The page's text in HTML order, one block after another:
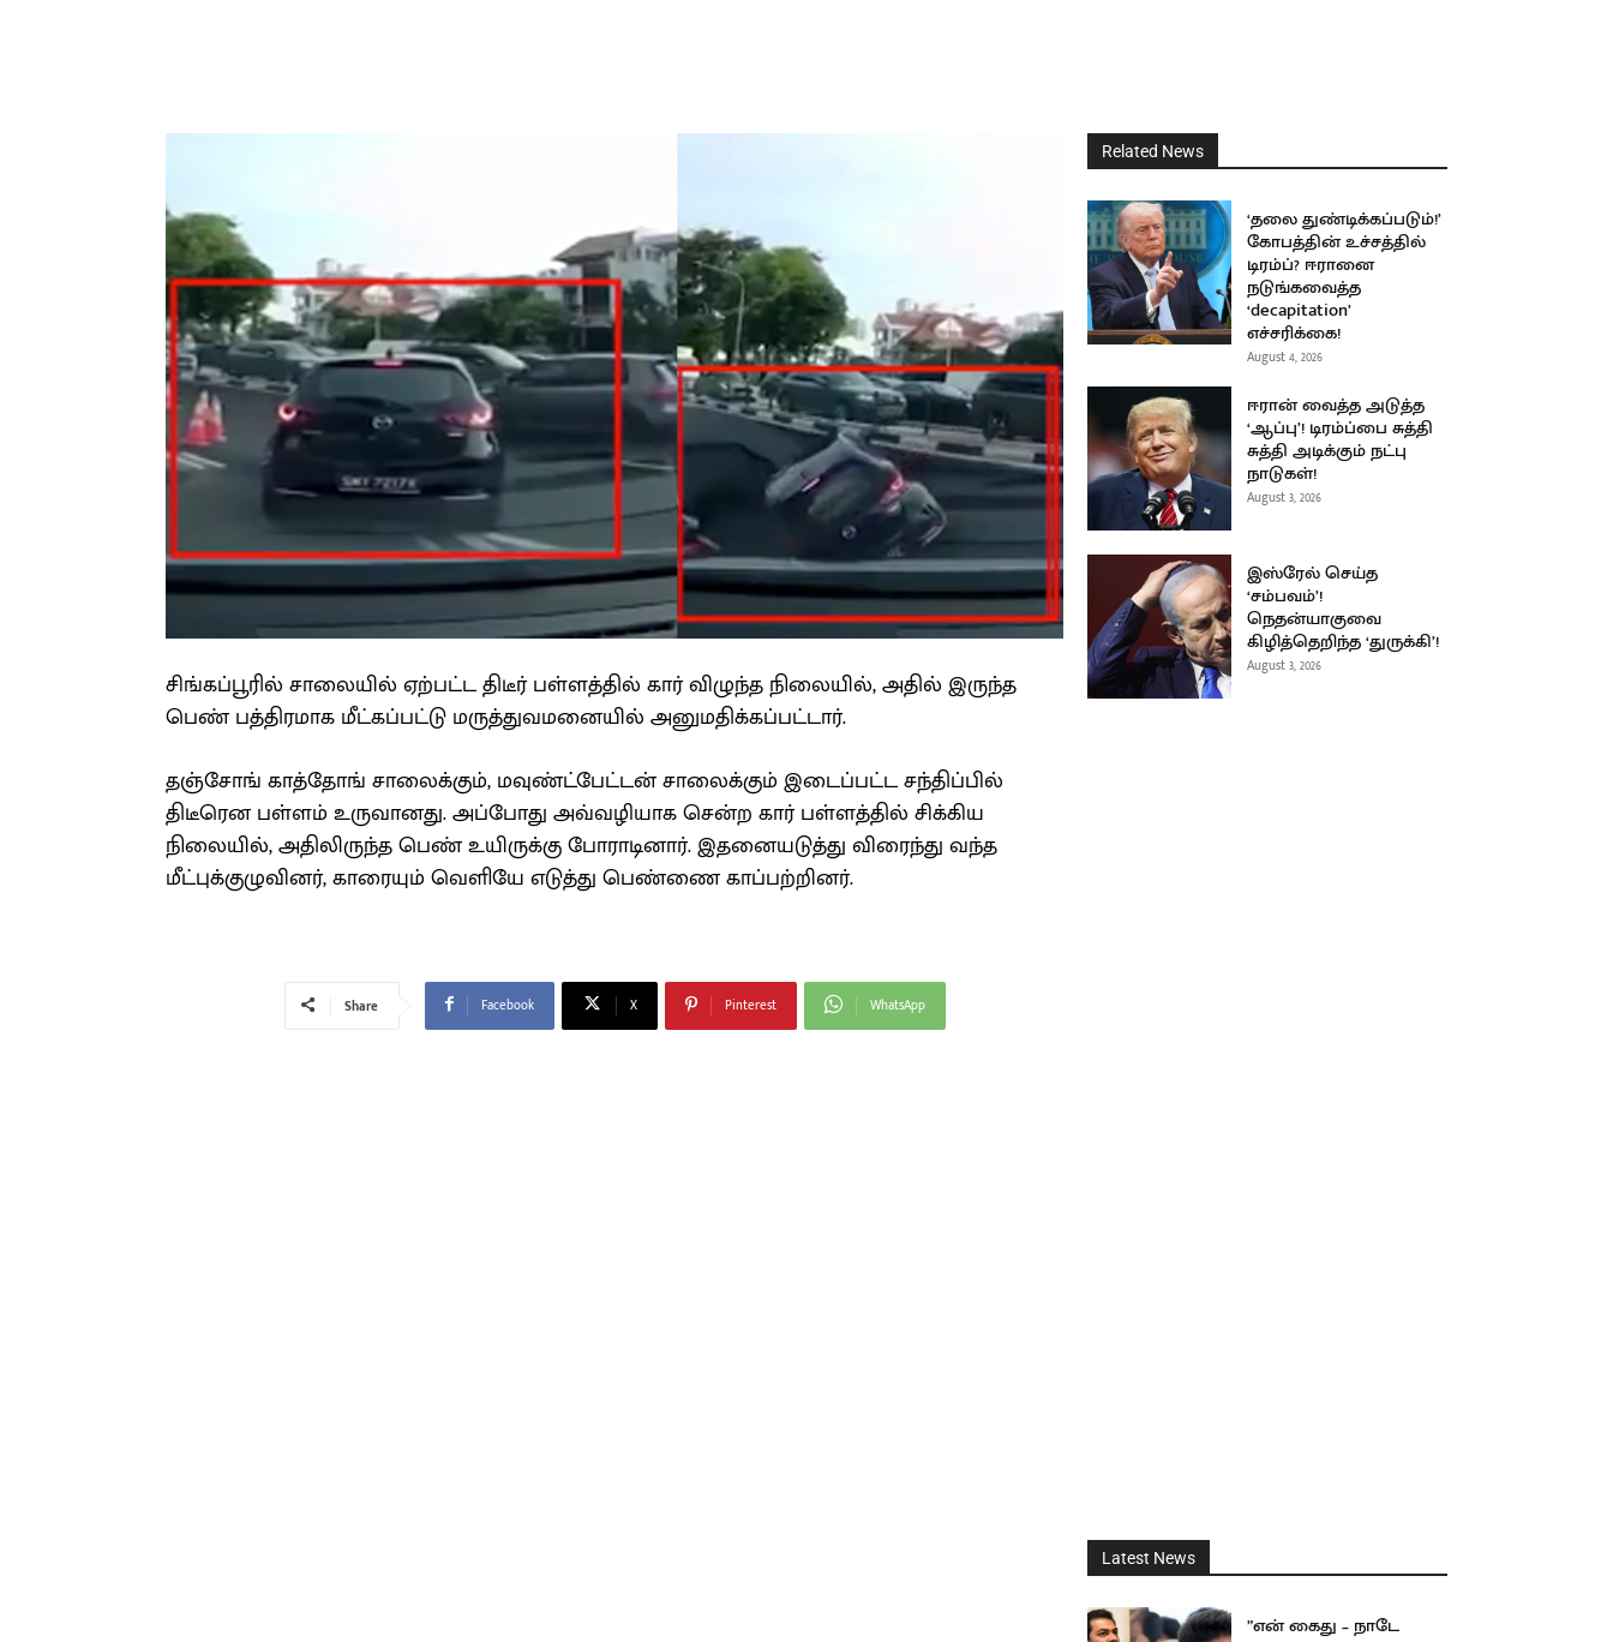
சிங்கப்பூரில் சாலையில் ஏற்பட்ட திடீர் பள்ளத்தில் கார் விழுந்த நிலையில், அதில் இருந்த
பெண் பத்திரமாக மீட்கப்பட்டு மருத்துவமனையில் அனுமதிக்கப்பட்டார்.
தஞ்சோங் காத்தோங் சாலைக்கும், மவுண்ட்பேட்டன் சாலைக்கும் இடைப்பட்ட சந்திப்பில்
திடீரென பள்ளம் உருவானது. அப்போது அவ்வழியாக சென்ற கார் பள்ளத்தில் சிக்கிய
நிலையில், அதிலிருந்த பெண் உயிருக்கு போராடினார். இதனையடுத்து விரைந்து வந்த
மீட்புக்குழுவினர், காரையும் வெளியே எடுத்து பெண்ணை காப்பற்றினர்.
Share Facebook X Pinterest WhatsApp
Related News
‘தலை துண்டிக்கப்படும்!’
கோபத்தின் உச்சத்தில்
டிரம்ப்? ஈரானை
நடுங்கவைத்த
‘decapitation’
எச்சரிக்கை!
August 4, 2026
ஈரான் வைத்த அடுத்த
‘ஆப்பு’! டிரம்ப்பை சுத்தி
சுத்தி அடிக்கும் நட்பு
நாடுகள்!
August 3, 2026
இஸ்ரேல் செய்த
‘சம்பவம்’!
நெதன்யாகுவை
கிழித்தெறிந்த ‘துருக்கி’!
August 3, 2026
Latest News
”என் கைது – நாடே